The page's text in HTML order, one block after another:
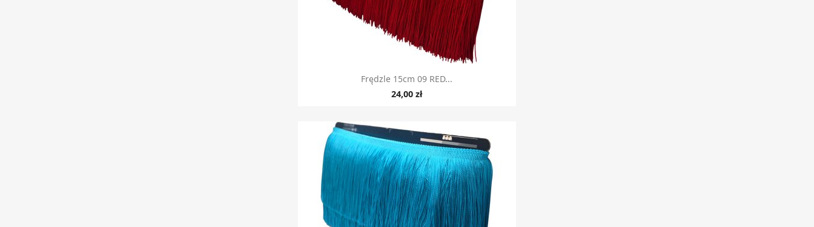
Szybki podgląd
Frędzle 15cm 09 RED...
24,00 zł